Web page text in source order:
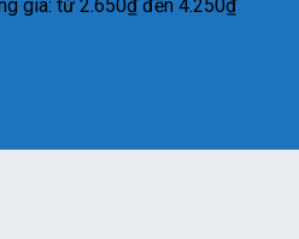
giá: từ 2.650₫ đến 4.250₫